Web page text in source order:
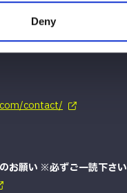
Deny
イト
contact/
お願い ※必ずご一読下さい